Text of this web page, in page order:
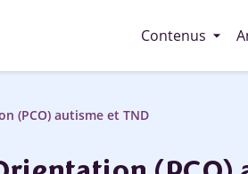
Contenus arrow_drop_down
(PCO) autisme et TND